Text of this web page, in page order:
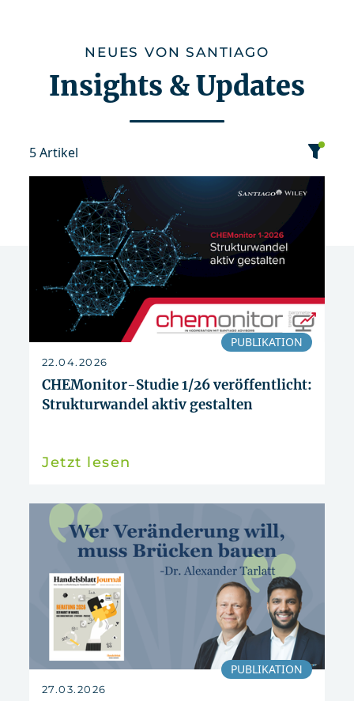
NEUES VON SANTIAGO
Insights & Updates
5 Artikel
Kategorie
Datum
Sortierung
Publikation 2026
PUBLIKATION
22.04.2026
CHEMonitor-Studie 1/26 veröffentlicht:
Strukturwandel aktiv gestalten
Jetzt lesen
PUBLIKATION
27.03.2026